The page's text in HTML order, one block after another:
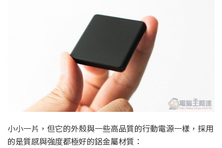
小小一片，但它的外殼與一些高品質的行動電源一樣，採用
的是質感與強度都極好的鋁金屬材質：